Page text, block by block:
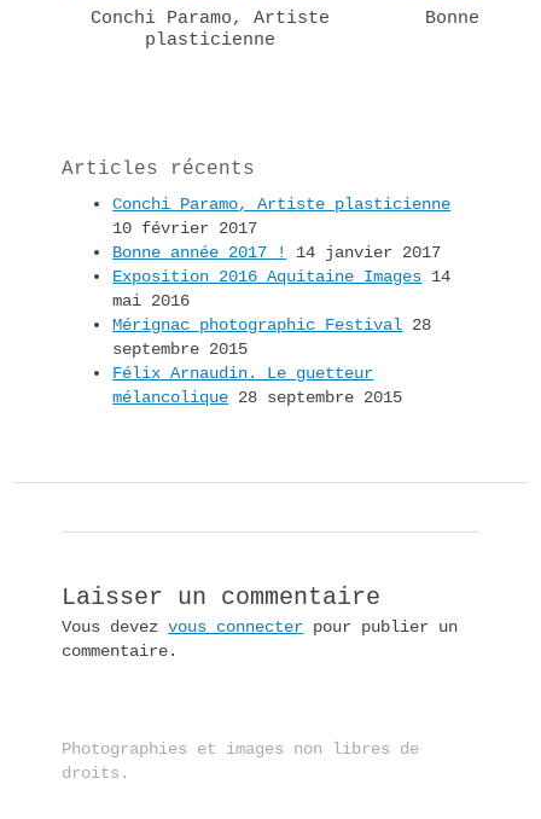
Conchi Paramo, Artiste
plasticienne
Bonne
Articles récents
Conchi Paramo, Artiste plasticienne
10 février 2017
Bonne année 2017 !
14 janvier 2017
Exposition 2016 Aquitaine Images 14
mai 2016
Mérignac photographic Festival 28
septembre 2015
Félix Arnaudin. Le guetteur
mélancolique 28 septembre 2015
Laisser un commentaire
Vous devezvous connecter pour publier un
commentaire.
Photographies et images non libres de
droits.